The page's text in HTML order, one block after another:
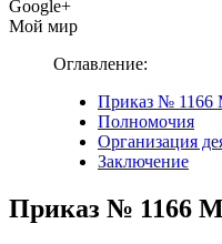
Google+
Мой мир
Оглавление:
Приказ № 1166
Полномочия
Организация
Заключение
Приказ № 1166